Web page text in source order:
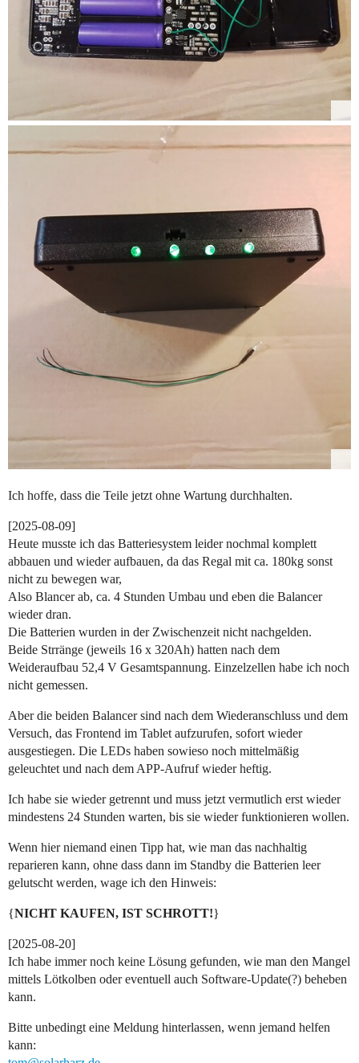
Ich hoffe, dass die Teile jetzt ohne Wartung durchhalten.
[2025-08-09]
Heute musste ich das Batteriesystem leider nochmal komplett
abbauen und wieder aufbauen, da das Regal mit ca. 180kg sonst
nicht zu bewegen war,
Also Blancer ab, ca. 4 Stunden Umbau und eben die Balancer
wieder dran.
Die Batterien wurden in der Zwischenzeit nicht nachgelden.
Beide Strränge (jeweils 16 x 320Ah) hatten nach dem
Weideraufbau 52,4 V Gesamtspannung. Einzelzellen habe ich noch
nicht gemessen.
Aber die beiden Balancer sind nach dem Wiederanschluss und dem
Versuch, das Frontend im Tablet aufzurufen, sofort wieder
ausgestiegen. Die LEDs haben sowieso noch mittelmäßig
geleuchtet und nach dem APP-Aufruf wieder heftig.
Ich habe sie wieder getrennt und muss jetzt vermutlich erst wieder
mindestens 24 Stunden warten, bis sie wieder funktionieren wollen.
Wenn hier niemand einen Tipp hat, wie man das nachhaltig
reparieren kann, ohne dass dann im Standby die Batterien leer
gelutscht werden, wage ich den Hinweis:
{NICHT KAUFEN, IST SCHROTT!}
[2025-08-20]
Ich habe immer noch keine Lösung gefunden, wie man den Mangel
mittels Lötkolben oder eventuell auch Software-Update(?) beheben
kann.
Bitte unbedingt eine Meldung hinterlassen, wenn jemand helfen
kann: